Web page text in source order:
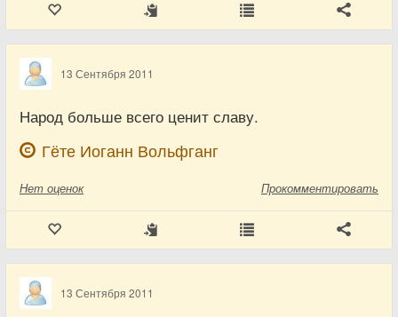
13 Сентября 2011
Народ больше всего ценит славу.
Гёте Иоганн Вольфганг
Нет оценок Прокомментировать
13 Сентября 2011